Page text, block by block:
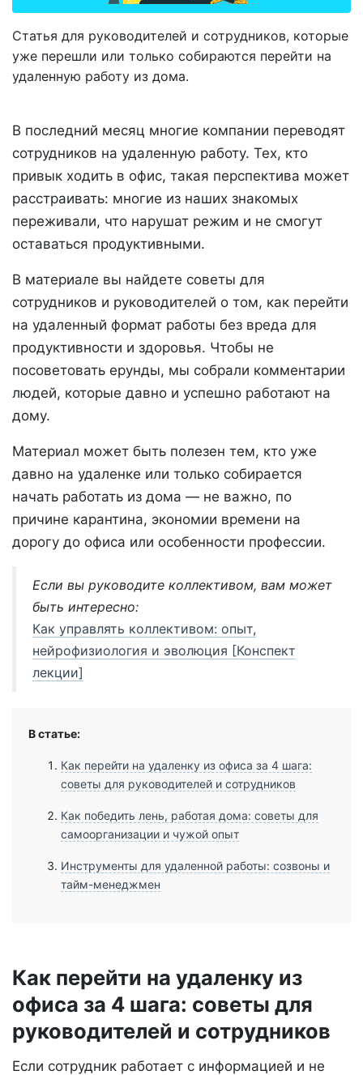
Статья для руководителей и сотрудников, которые
уже перешли или только собираются перейти на
удаленную работу из дома.
В последний месяц многие компании переводят
сотрудников на удаленную работу. Тех, кто
привык ходить в офис, такая перспектива может
расстраивать: многие из наших знакомых
переживали, что нарушат режим и не смогут
оставаться продуктивными.
В материале вы найдете советы для
сотрудников и руководителей о том, как перейти
на удаленный формат работы без вреда для
продуктивности и здоровья. Чтобы не
посоветовать ерунды, мы собрали комментарии
людей, которые давно и успешно работают на
дому.
Материал может быть полезен тем, кто уже
давно на удаленке или только собирается
начать работать из дома — не важно, по
причине карантина, экономии времени на
дорогу до офиса или особенности профессии.
Если вы руководите коллективом, вам может
быть интересно:
Как управлять коллективом: опыт,
нейрофизиология и эволюция [Конспект
лекции]
В статье:
Как перейти на удаленку из офиса за 4 шага:
советы для руководителей и сотрудников
Как победить лень, работая дома: советы для
самоорганизации и чужой опыт
Инструменты для удаленной работы: созвоны и
тайм-менеджмен
Как перейти на удаленку из
офиса за 4 шага: советы для
руководителей и сотрудников
Если сотрудник работает с информацией и не